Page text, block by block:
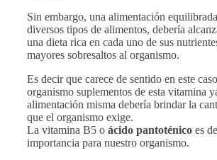
Sin embargo, una alimentación
diversos tipos de alimentos, debería
una dieta rica en cada uno de sus
mayores sobresaltos al organismo.
Es decir que carece de sentido en este
organismo suplementos de esta vitamina
alimentación misma debería brindar la
que el organismo exige.
La vitamina B5 o ácido pantoténico es
importancia para nuestro organismo.